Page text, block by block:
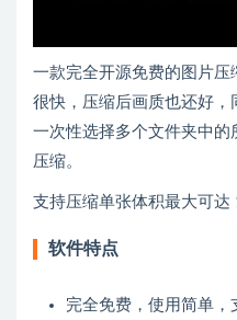
一款完全开源免费的图片
很快，压缩后画质也还好
一次性选择多个文件夹中
压缩。
支持压缩单张体积最大可
软件特点
完全免费，使用简单，